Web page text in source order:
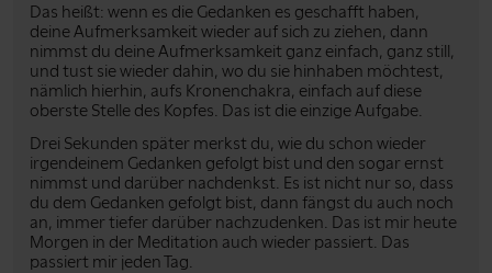
Das heißt: wenn es die Gedanken es geschafft haben,
deine Aufmerksamkeit wieder auf sich zu ziehen, dann
nimmst du deine Aufmerksamkeit ganz einfach, ganz still,
und tust sie wieder dahin, wo du sie hinhaben möchtest,
nämlich hierhin, aufs Kronenchakra, einfach auf diese
oberste Stelle des Kopfes. Das ist die einzige Aufgabe.
Drei Sekunden später merkst du, wie du schon wieder
irgendeinem Gedanken gefolgt bist und den sogar ernst
nimmst und darüber nachdenkst. Es ist nicht nur so, dass
du dem Gedanken gefolgt bist, dann fängst du auch noch
an, immer tiefer darüber nachzudenken. Das ist mir heute
Morgen in der Meditation auch wieder passiert. Das
passiert mir jeden Tag.